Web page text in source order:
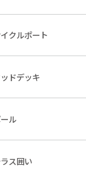
クルポート
ドデッキ
ル
ス囲い